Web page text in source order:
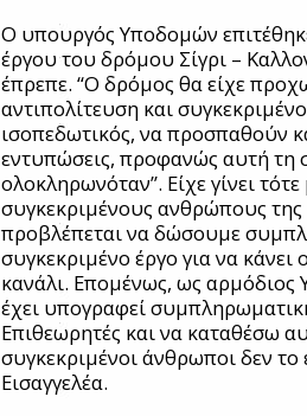
Ο υπουργός Υποδομών
έργου του δρόμου Σίγρι –
έπρεπε. “Ο δρόμος θα είχε
αντιπολίτευση και
ισοπεδωτικός, να προσπαθούν
εντυπώσεις, προφανώς αυτή τη
ολοκληρωνόταν”. Είχε γίνει
συγκεκριμένους ανθρώπους της
προβλέπεται να δώσουμε
συγκεκριμένο έργο για να κάνει
κανάλι. Επομένως, ως αρμόδιος
έχει υπογραφεί
Επιθεωρητές και να καταθέσω
συγκεκριμένοι άνθρωποι δεν
Εισαγγελέα.